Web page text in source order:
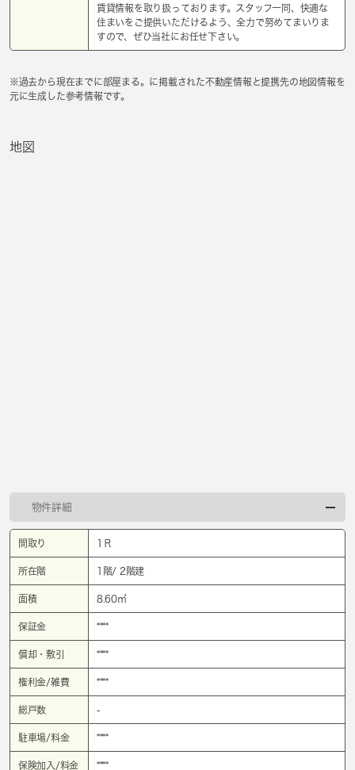
賃貸情報を取り扱っております。スタッフ一同、快適な
住まいをご提供いただけるよう、全力で努めてまいりま
すので、ぜひ当社にお任せ下さい。
※過去から現在までに部屋まる。に掲載された不動産情報と提携先の地図情報を
元に生成した参考情報です。
地図
物件詳細
間取り 1Ｒ
所在階 1階/ 2階建
面積 8.60㎡
保証金 ****
償却・敷引 ****
権利金/雑費 ****
総戸数 -
駐車場/料金 ****
保険加入/料金 ****